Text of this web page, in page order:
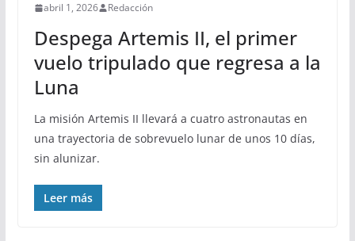
abril 1, 2026 Redacción
Despega Artemis II, el primer
vuelo tripulado que regresa a la
Luna
La misión Artemis II llevará a cuatro astronautas en
una trayectoria de sobrevuelo lunar de unos 10 días,
sin alunizar.
Leer más